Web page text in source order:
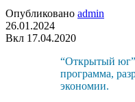
Опубликовано admin
26.01.2024
Вкл 17.04.2020
“Открытый
программа,
экономии.